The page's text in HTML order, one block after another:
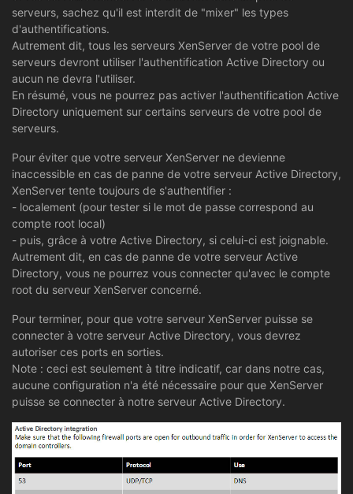
serveurs, sachez qu'il est interdit de "mixer" les types
d'authentifications.
Autrement dit, tous les serveurs XenServer de votre pool de
serveurs devront utiliser l'authentification Active Directory ou
aucun ne devra l'utiliser.
En résumé, vous ne pourrez pas activer l'authentification Active
Directory uniquement sur certains serveurs de votre pool de
serveurs.
Pour éviter que votre serveur XenServer ne devienne
inaccessible en cas de panne de votre serveur Active Directory,
XenServer tente toujours de s'authentifier :
- localement (pour tester si le mot de passe correspond au
compte root local)
- puis, grâce à votre Active Directory, si celui-ci est joignable.
Autrement dit, en cas de panne de votre serveur Active
Directory, vous ne pourrez vous connecter qu'avec le compte
root du serveur XenServer concerné.
Pour terminer, pour que votre serveur XenServer puisse se
connecter à votre serveur Active Directory, vous devrez
autoriser ces ports en sorties.
Note : ceci est seulement à titre indicatif, car dans notre cas,
aucune configuration n'a été nécessaire pour que XenServer
puisse se connecter à notre serveur Active Directory.